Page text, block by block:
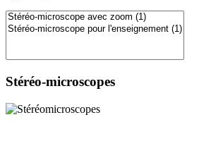
Stéréo-microscopes